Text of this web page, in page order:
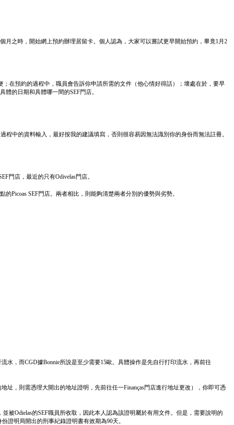
月之時，開始網上預約辦理居留卡。個人認為，大家可以嘗試更早開始預約，畢竟1月2
在預約的過程中，職員會告訴你申請所需的文件（他心情好得話）；壞處在於，要早
的日期和具體哪一間的SEF門店。
程中的資料輸入，最好按我的建議填寫，否則很容易因無法識別你的身份而無法註冊。
門店，最近的只有Odivelas門店。
Picoas SEF門店。兩者相比，則能夠清楚兩者分別的優勢與劣勢。
，而CGD據Bonnie所說是至少需要15歐。具體操作是先自行打印流水，再前往
，則需憑理大開出的地址證明，先前往任一Finanças門店進行地址更改），你即可憑
Odielas的SEF職員所收取，因此本人認為該證明屬於有用文件。但是，需要說明的
證明局開出的刑事紀錄證明書有效期為90天。